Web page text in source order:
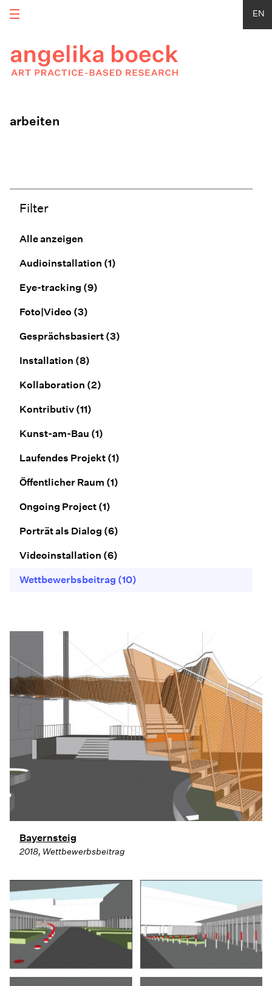
EN
arbeiten
Filter
Alle anzeigen
Audioinstallation (1)
Eye-tracking (9)
Foto|Video (3)
Gesprächsbasiert (3)
Installation (8)
Kollaboration (2)
Kontributiv (11)
Kunst-am-Bau (1)
Laufendes Projekt (1)
Öffentlicher Raum (1)
Ongoing Project (1)
Porträt als Dialog (6)
Videoinstallation (6)
Wettbewerbsbeitrag (10)
Bayernsteig
2018, Wettbewerbsbeitrag